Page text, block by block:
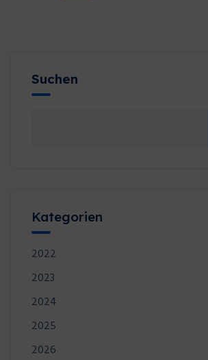
Suchen
Kategorien
2022
2023
2024
2025
2026